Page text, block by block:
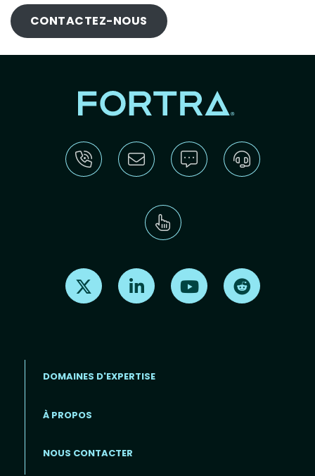
CONTACTEZ-NOUS
Find us on X Find us on LinkedInFind us on Youtube
DOMAINES D'EXPERTISE
À PROPOS
NOUS CONTACTER